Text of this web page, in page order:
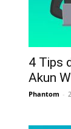
4 Tips
Akun
Phantom -